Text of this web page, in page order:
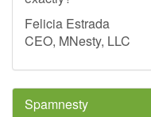
Felicia Estrada
CEO, MNesty, LLC
Spamnesty